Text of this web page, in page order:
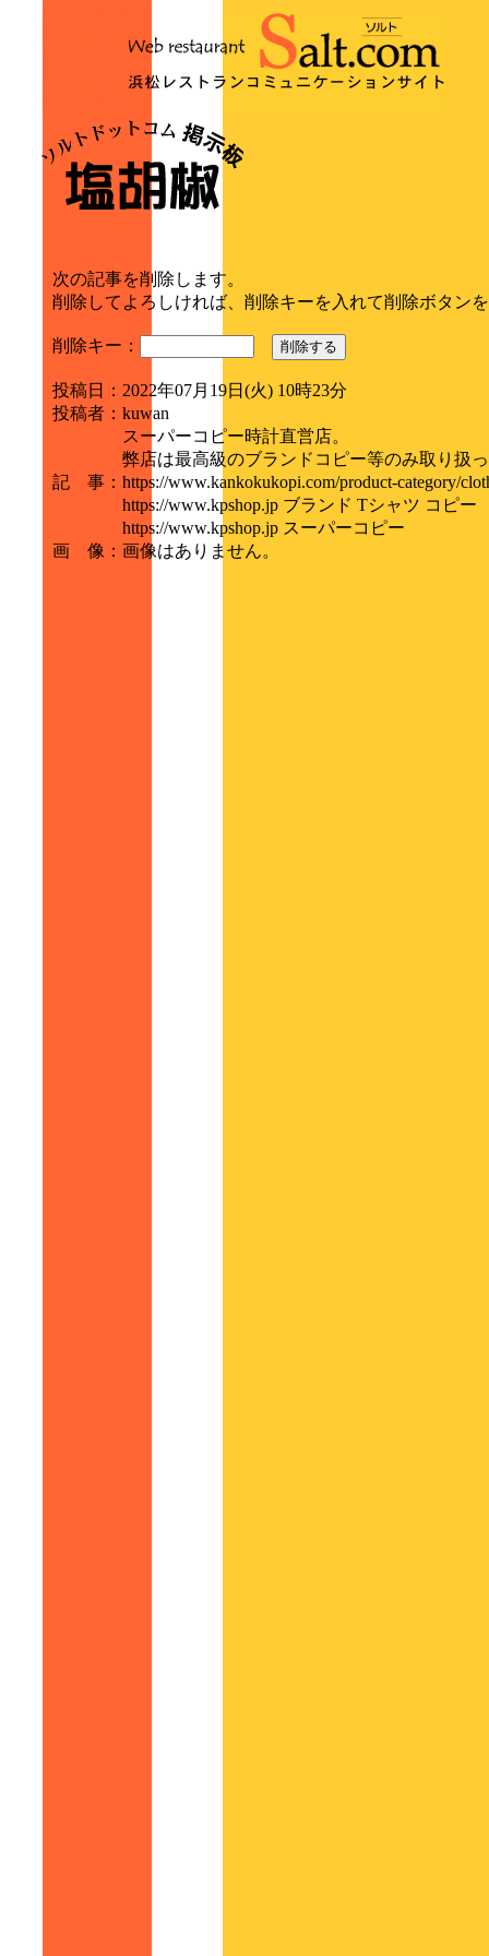
次の記事を削除します。
削除してよろしければ、削除キーを入れて削除ボタン
削除キー： 削除する
投稿日 ： 2022年07月19日(火) 10時23分
投稿者 ： kuwan
記 事 ：
スーパーコピー時計直営店。
弊店は最高級のブランドコピー等のみ取り扱
https://www.kankokukopi.com/product-category/
https://www.kpshop.jp ブランド Tシャツ コピー
https://www.kpshop.jp スーパーコピー
画 像 ： 画像はありません。